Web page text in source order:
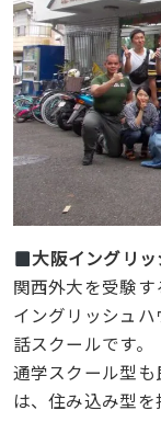
大阪イングリ
関西外大を受験
イングリッシュ
話スクールです。
通学スクール型
は、住み込み型を